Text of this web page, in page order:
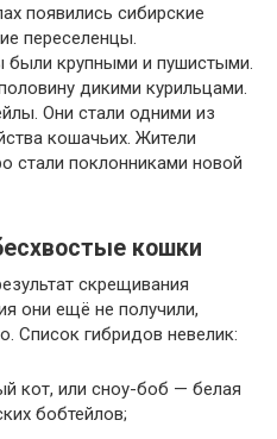
появились сибирские
переселенцы.
были крупными и пушистыми.
дикими курильцами.
Они стали одними из
кошачьих. Жители
стали поклонниками новой
кошки
скрещивания
они ещё не получили,
Список гибридов невелик:
кот, или сноу-боб — белая
бобтейлов;